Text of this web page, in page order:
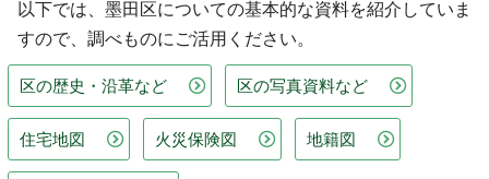
以下では、墨田区についての基本的な資料を紹介していま
すので、調べものにご活用ください。
区の歴史・沿革など 区の写真資料など
住宅地図 火災保険図 地籍図